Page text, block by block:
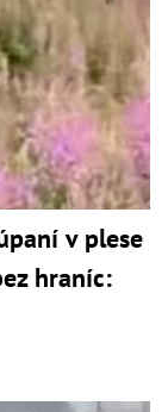
v plese
hraníc: